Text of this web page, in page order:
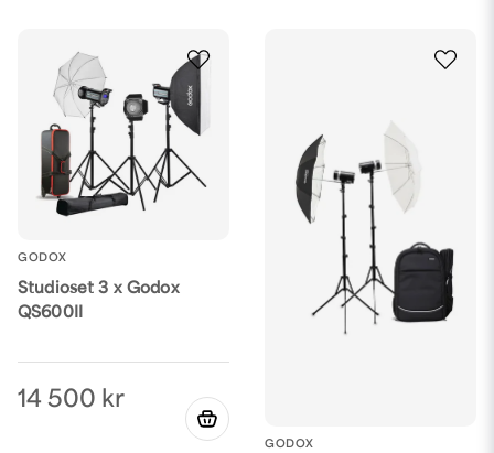
GODOX
Studioset 3 x Godox
QS600II
14 500 kr
GODOX